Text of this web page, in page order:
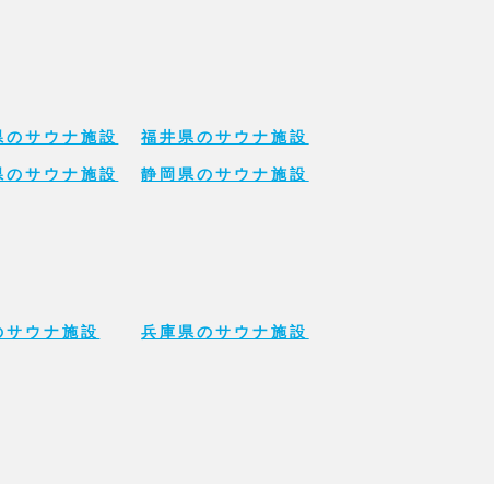
のサウナ施設 福井県のサウナ施設
のサウナ施設 静岡県のサウナ施設
サウナ施設 兵庫県のサウナ施設